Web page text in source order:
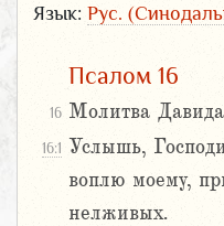
Язык: Рус.
Псалом 16
16 Молитва
16:1
Услышь,
воплю моему,
нелживых.